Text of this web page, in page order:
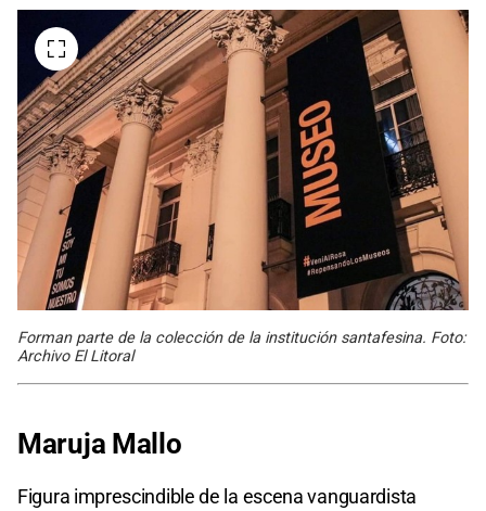
Forman parte de la colección de la institución santafesina. Foto:
Archivo El Litoral
Maruja Mallo
Figura imprescindible de la escena vanguardista